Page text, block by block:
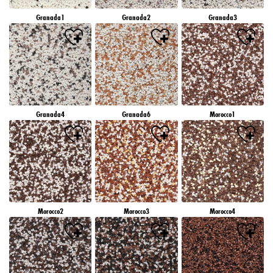
Granada1 Granada2 Granada3
Granada4 Granada6 Morocco1
Morocco2 Morocco3 Morocco4
záujmov), na tejto webovej lokalite a v iných médiách (tretích strán) prostredníctvom
zariadení, ktoré boli pridelené vám alebo vašej domácnosti, ako aj na meranie a
optimalizáciu úspešnosti reklamných kampaní..
Viac informácií o spracovaní vašich údajov nájdete v našom vyhlásení o ochrane
údajov, ktoré je uvedené v pätičke (časť "Cookies, pixely, odtlačky prstov a podobné
technológie"). Svoj súhlas môžete kedykoľvek odvolať s účinnosťou do budúcnosti
vypnutím súborov cookie na našej webovej stránke v časti "Nastavenia súborov cookie"
prepojenej v pätičke. Ďalšie informácie týkajúce sa súborov cookie používaných na tejto
webovej lokalite, najmä doby ich uchovávania, nájdete v podrobných informáciách o
jednotlivých súboroch cookie, ktoré sú k dispozícii po kliknutí na tlačidlo "upraviť"
nižšie".
Ak kliknete na "Upraviť", môžete nájsť viac informácií o spracovaní vašich
údajov/používaní súborov cookie a povoliť ich na jeden alebo viacero vyššie
uvedených účelov. Kliknutím na "Prijať všetko" súhlasíte s používaním súborov cookie,
ako aj so spracovaním vašich osobných údajov na všetky vyššie uvedené účely. Ak
kliknete na "Odmietnuť", budú sa používať len súbory cookie, ktoré sú technicky
nevyhnutné na poskytovanie tejto webovej stránky.